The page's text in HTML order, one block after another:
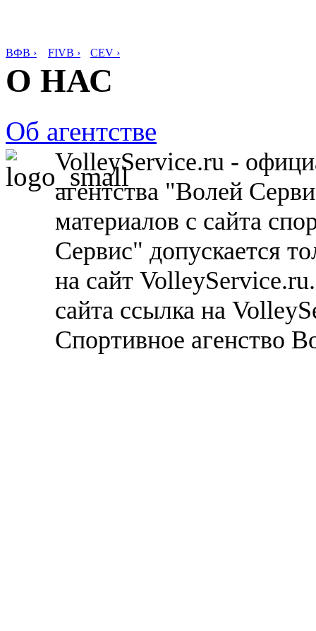
ВФВ › FIVB › CEV ›
О НАС
Об агентстве
VolleyService.ru -
агентства "Волей
материалов с сайта
Сервис" допускается
на сайт
сайта ссылка на
Спортивное агенство